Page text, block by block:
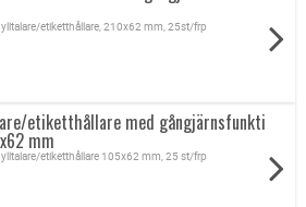
etiketthållare, 210x62 mm, 25st/frp
etiketthållare med gångjärnsfunkti
mm
etiketthållare 105x62 mm, 25 st/frp